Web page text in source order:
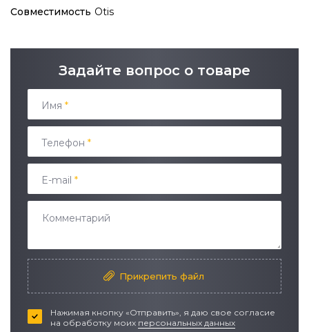
Совместимость Otis
Задайте вопрос о товаре
Имя *
Телефон *
E-mail *
Прикрепить файл
Нажимая кнопку «Отправить», я даю свое согласие
на обработку моих персональных данных